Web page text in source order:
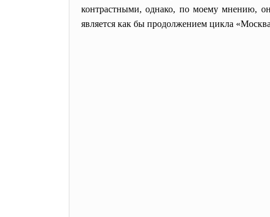
контрастными, однако, по моему мнению,
является как бы продолжением цикла